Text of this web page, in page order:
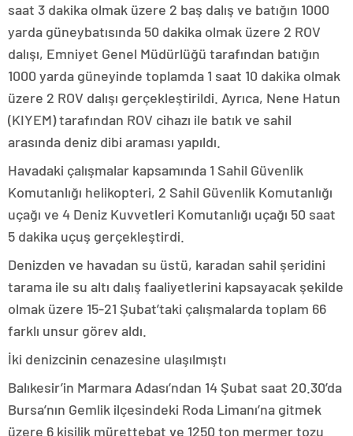
saat 3 dakika olmak üzere 2 baş dalış ve batığın 1000
yarda güneybatısında 50 dakika olmak üzere 2 ROV
dalışı, Emniyet Genel Müdürlüğü tarafından batığın
1000 yarda güneyinde toplamda 1 saat 10 dakika olmak
üzere 2 ROV dalışı gerçekleştirildi. Ayrıca, Nene Hatun
(KIYEM) tarafından ROV cihazı ile batık ve sahil
arasında deniz dibi araması yapıldı.
Havadaki çalışmalar kapsamında 1 Sahil Güvenlik
Komutanlığı helikopteri, 2 Sahil Güvenlik Komutanlığı
uçağı ve 4 Deniz Kuvvetleri Komutanlığı uçağı 50 saat
5 dakika uçuş gerçekleştirdi.
Denizden ve havadan su üstü, karadan sahil şeridini
tarama ile su altı dalış faaliyetlerini kapsayacak şekilde
olmak üzere 15-21 Şubat’taki çalışmalarda toplam 66
farklı unsur görev aldı.
İki denizcinin cenazesine ulaşılmıştı
Balıkesir’in Marmara Adası’ndan 14 Şubat saat 20.30’da
Bursa’nın Gemlik ilçesindeki Roda Limanı’na gitmek
üzere 6 kişilik mürettebat ve 1250 ton mermer tozu